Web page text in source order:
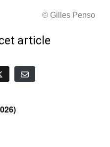
© Gilles Penso
article